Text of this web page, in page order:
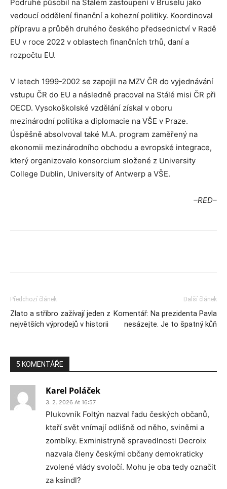
Podruhé působil na Stálém zastoupení v Bruselu jako
vedoucí oddělení finanční a kohezní politiky. Koordinoval
přípravu a průběh druhého českého předsednictví v Radě
EU v roce 2022 v oblastech finančních trhů, daní a
rozpočtu EU.
V letech 1999-2002 se zapojil na MZV ČR do vyjednávání
vstupu ČR do EU a následně pracoval na Stálé misi ČR při
OECD. Vysokoškolské vzdělání získal v oboru
mezinárodní politika a diplomacie na VŠE v Praze.
Úspěšně absolvoval také M.A. program zaměřený na
ekonomii mezinárodního obchodu a evropské integrace,
který organizovalo konsorcium složené z University
College Dublin, University of Antwerp a VŠE.
–RED–
Předchozí článek
Zlato a stříbro zažívají jeden z
největších výprodejů v historii
Další článek
Komentář: Na prezidenta Pavla
nesázejte. Je to špatný kůň
5 KOMENTÁŘE
Karel Poláček
3. 2. 2026 At 16:57
Plukovník Foltýn nazval řadu českých občanů,
kteří svět vnímají odlišně od něho, sviněmi a
zombíky. Exministryně spravedlnosti Decroix
nazvala členy českými občany demokraticky
zvolené vlády svoločí. Mohu je oba tedy označit
za ksindl?